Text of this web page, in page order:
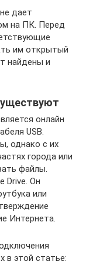
дает
на ПК. Перед
им открытый
найдены и
онлайн
USB.
однако с их
города или
файлы.
Drive. Он
или
Интернета.
в этой статье: